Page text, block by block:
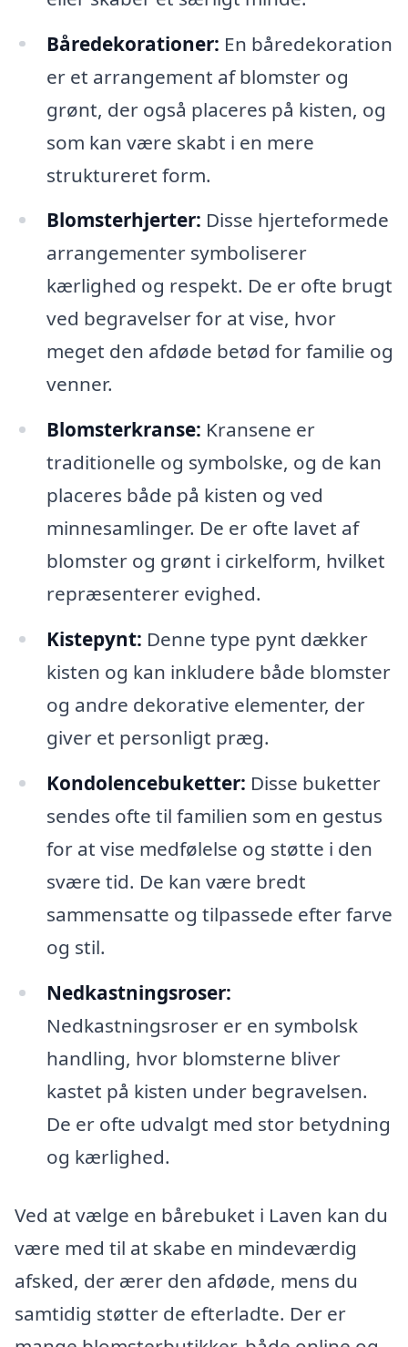
Båredekorationer: En båredekoration
er et arrangement af blomster og
grønt, der også placeres på kisten, og
som kan være skabt i en mere
struktureret form.
Blomsterhjerter: Disse hjerteformede
arrangementer symboliserer
kærlighed og respekt. De er ofte brugt
ved begravelser for at vise, hvor
meget den afdøde betød for familie og
venner.
Blomsterkranse: Kransene er
traditionelle og symbolske, og de kan
placeres både på kisten og ved
minnesamlinger. De er ofte lavet af
blomster og grønt i cirkelform, hvilket
repræsenterer evighed.
Kistepynt: Denne type pynt dækker
kisten og kan inkludere både blomster
og andre dekorative elementer, der
giver et personligt præg.
Kondolencebuketter: Disse buketter
sendes ofte til familien som en gestus
for at vise medfølelse og støtte i den
svære tid. De kan være bredt
sammensatte og tilpassede efter farve
og stil.
Nedkastningsroser:
Nedkastningsroser er en symbolsk
handling, hvor blomsterne bliver
kastet på kisten under begravelsen.
De er ofte udvalgt med stor betydning
og kærlighed.
Ved at vælge en bårebuket i Laven kan du
være med til at skabe en mindeværdig
afsked, der ærer den afdøde, mens du
samtidig støtter de efterladte. Der er